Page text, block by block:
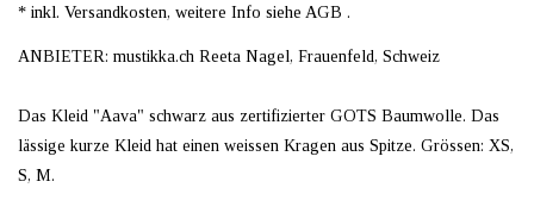
* inkl. Versandkosten, weitere Info siehe AGB .
ANBIETER: mustikka.ch Reeta Nagel, Frauenfeld, Schweiz
Das Kleid "Aava" schwarz aus zertifizierter GOTS Baumwolle. Das
lässige kurze Kleid hat einen weissen Kragen aus Spitze. Grössen: XS,
S, M.